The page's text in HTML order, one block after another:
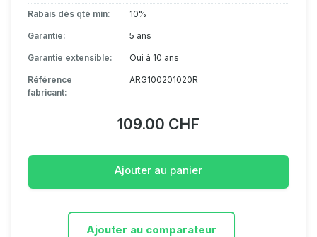
Rabais dès qté min: 10%
Garantie: 5 ans
Garantie extensible: Oui à 10 ans
Référence
fabricant:
ARG100201020R
109.00 CHF
Ajouter au panier
Ajouter au comparateur